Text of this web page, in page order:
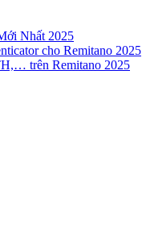
Nhất 2025
cho Remitano 2025
trên Remitano 2025